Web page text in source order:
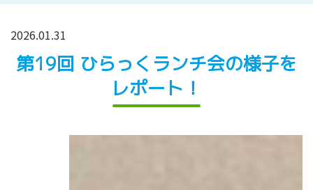
2026.01.31
第19回 ひらっくランチ会の様子を
レポート！